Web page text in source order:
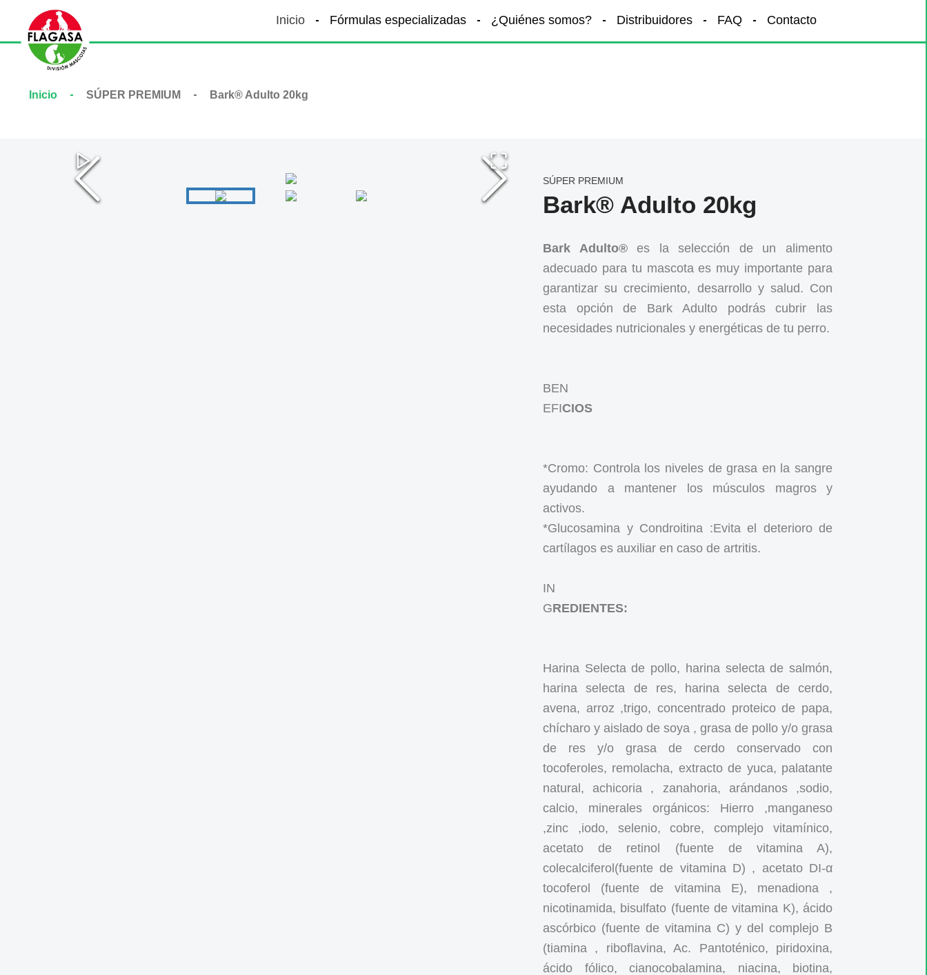
Inicio Fórmulas especializadas ¿Quiénes somos? Distribuidores FAQ Contacto
Inicio SÚPER PREMIUM Bark® Adulto 20kg
SÚPER PREMIUM
Bark® Adulto 20kg
Bark Adulto®es la selección de un alimento
adecuado para tu mascota es muy importante para
garantizar su crecimiento, desarrollo y salud. Con
esta opción de Bark Adulto podrás cubrir las
necesidades nutricionales y energéticas de tu perro.
BEN
EFICIOS
*Cromo: Controla los niveles de grasa en la sangre
ayudando a mantener los músculos magros y
activos.
*Glucosamina y Condroitina :Evita el deterioro de
cartílagos es auxiliar en caso de artritis.
IN
GREDIENTES:
Harina Selecta de pollo, harina selecta de salmón,
harina selecta de res, harina selecta de cerdo,
avena, arroz ,trigo, concentrado proteico de papa,
chícharo y aislado de soya , grasa de pollo y/o grasa
de res y/o grasa de cerdo conservado con
tocoferoles, remolacha, extracto de yuca, palatante
natural, achicoria , zanahoria, arándanos ,sodio,
calcio, minerales orgánicos: Hierro ,manganeso
,zinc ,iodo, selenio, cobre, complejo vitamínico,
acetato de retinol (fuente de vitamina A),
colecalciferol(fuente de vitamina D) , acetato DI-α
tocoferol (fuente de vitamina E), menadiona ,
nicotinamida, bisulfato (fuente de vitamina K), ácido
ascórbico (fuente de vitamina C) y del complejo B
(tiamina , riboflavina, Ac. Pantoténico, piridoxina,
ácido fólico, cianocobalamina, niacina, biotina,